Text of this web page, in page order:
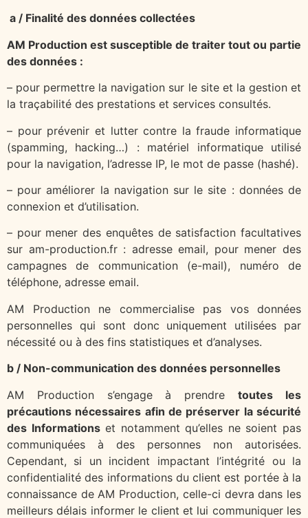
a / Finalité des données collectées
AM Production est susceptible de traiter tout ou partie
des données :
– pour permettre la navigation sur le site et la gestion et
la traçabilité des prestations et services consultés.
– pour prévenir et lutter contre la fraude informatique
(spamming, hacking…) : matériel informatique utilisé
pour la navigation, l’adresse IP, le mot de passe (hashé).
– pour améliorer la navigation sur le site : données de
connexion et d’utilisation.
– pour mener des enquêtes de satisfaction facultatives
sur am-production.fr : adresse email, pour mener des
campagnes de communication (e-mail), numéro de
téléphone, adresse email.
AM Production ne commercialise pas vos données
personnelles qui sont donc uniquement utilisées par
nécessité ou à des fins statistiques et d’analyses.
b / Non-communication des données personnelles
AM Production s’engage à prendretoutes les
précautions nécessaires afin de préserver la sécurité
des Informationset notamment qu’elles ne soient pas
communiquées à des personnes non autorisées.
Cependant, si un incident impactant l’intégrité ou la
confidentialité des informations du client est portée à la
connaissance de AM Production, celle-ci devra dans les
meilleurs délais informer le client et lui communiquer les